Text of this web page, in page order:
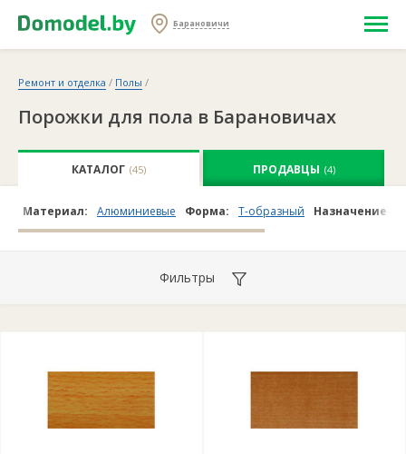
Барановичи
Ремонт и отделка / Полы /
Порожки для пола в Барановичах
КАТАЛОГ (45) ПРОДАВЦЫ (4)
Материал: Алюминиевые Форма: Т-образный Назначение:
Фильтры